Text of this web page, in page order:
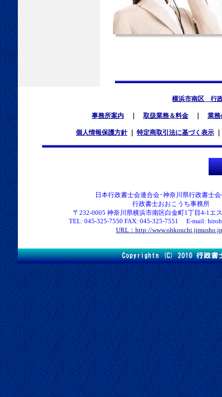
横浜市南区 行
事務所案内｜ 取扱業務＆料金｜ 業務
個人情報保護方針 特定商取引法に基づく表示
日本行政書士会連合会･神奈川県行政書士
行政書士おおこうち事務所
〒232-0005 神奈川県横浜市南区白金町1丁目4-1エ
TEL: 045-325-7550 FAX: 045-325-7551 E-mail:
URL：http://www.ohkouchi.jimusho.jp